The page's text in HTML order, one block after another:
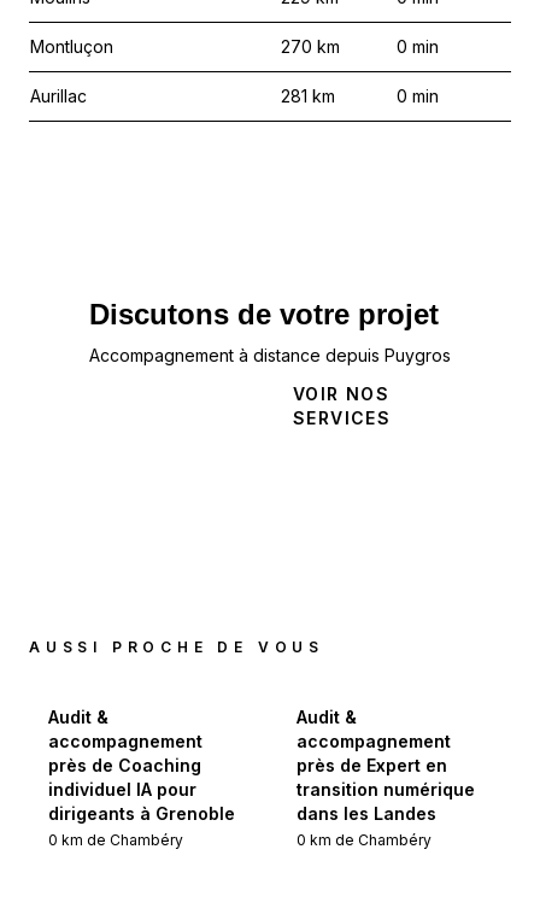
Montluçon 270 km 0 min
Aurillac 281 km 0 min
Discutons de votre projet
Accompagnement à distance depuis Puygros
VOIR NOS
SERVICES
AUSSI PROCHE DE VOUS
Audit &
accompagnement
près de Coaching
individuel IA pour
dirigeants à Grenoble
0 km de Chambéry
Audit &
accompagnement
près de Expert en
transition numérique
dans les Landes
0 km de Chambéry